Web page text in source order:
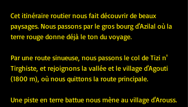
Cet itinéraire routier nous fait découvrir de beaux
paysages. Nous passons par le gros bourg d'Azilal où la
terre rouge donne déjà le ton du voyage.
Par une route sinueuse, nous passons le col de Tizi n'
Tirghiste, et rejoignons la vallée et le village d'Agouti
(1800 m), où nous quittons la route principale.
Une piste en terre battue nous mène au village d'Arouss.